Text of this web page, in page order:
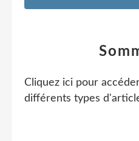
Cliquez ici pour
différents types